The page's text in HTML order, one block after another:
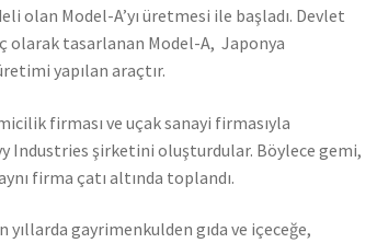
olan Model-A’yı üretmesi ile başladı. Devlet
olarak tasarlanan Model-A, Japonya
yapılan araçtır.
firması ve uçak sanayi firmasıyla
Industries şirketini oluşturdular. Böylece gemi,
firma çatı altında toplandı.
gayrimenkulden gıda ve içeceğe,